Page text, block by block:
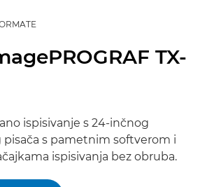
TX-
ispisivanje s 24-inčnog
s pametnim softverom i
ispisivanja bez obruba.